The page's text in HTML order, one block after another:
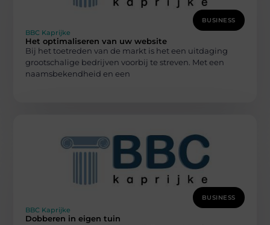
BUSINESS
BBC Kaprijke
Het optimaliseren van uw website
Bij het toetreden van de markt is het een uitdaging
grootschalige bedrijven voorbij te streven. Met een
naamsbekendheid en een
BUSINESS
BBC Kaprijke
Dobberen in eigen tuin